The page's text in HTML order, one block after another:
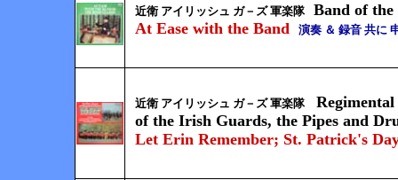
近衛 アイリッシュ ガ－ズ 軍楽隊
Band of
At Ease with the Band
演奏 ＆ 録音 共に
近衛 アイリッシュ ガ－ズ 軍楽隊
of the Irish Guards, the Pipes and
Let Erin Remember; St. Patrick's